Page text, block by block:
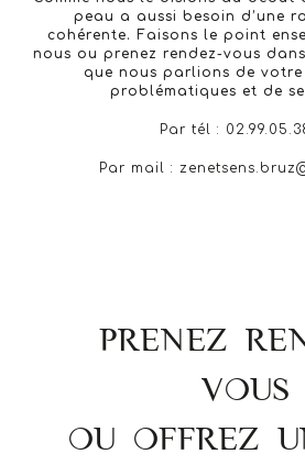
peau a aussi besoin d’une
cohérente. Faisons le point
nous ou prenez rendez-vous
que nous parlions de votre
problématiques et de
Par tél :
Par mail :
PRENEZ
VOUS
OU OFFREZ